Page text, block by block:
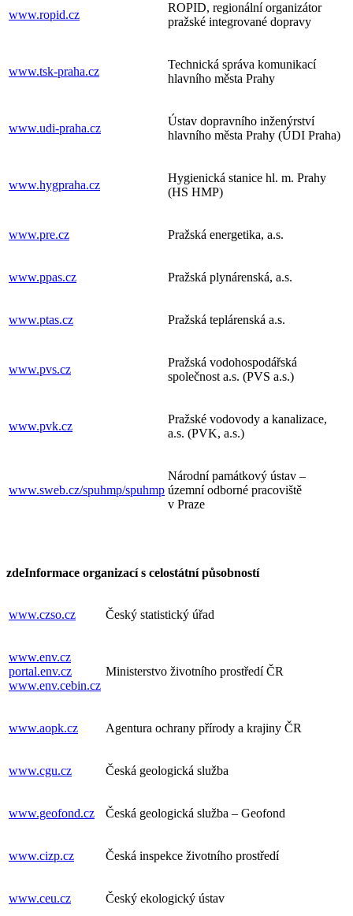
www.ropid.cz
ROPID, regionální organizátor
pražské integrované dopravy
www.tsk-praha.cz
Technická správa komunikací
hlavního města Prahy
www.udi-praha.cz
Ústav dopravního inženýrství
hlavního města Prahy (ÚDI Praha)
www.hygpraha.cz
Hygienická stanice hl. m. Prahy
(HS HMP)
www.pre.cz Pražská energetika, a.s.
www.ppas.cz Pražská plynárenská, a.s.
www.ptas.cz Pražská teplárenská a.s.
www.pvs.cz
Pražská vodohospodářská
společnost a.s. (PVS a.s.)
www.pvk.cz
Pražské vodovody a kanalizace,
a.s. (PVK, a.s.)
www.sweb.cz/spuhmp/spuhmp
Národní památkový ústav –
územní odborné pracoviště
v Praze
zdeInformace organizací s celostátní působností
www.czso.cz Český statistický úřad
www.env.cz
portal.env.cz
www.env.cebin.cz
Ministerstvo životního prostředí ČR
www.aopk.cz Agentura ochrany přírody a krajiny ČR
www.cgu.cz Česká geologická služba
www.geofond.cz Česká geologická služba – Geofond
www.cizp.cz Česká inspekce životního prostředí
www.ceu.cz Český ekologický ústav